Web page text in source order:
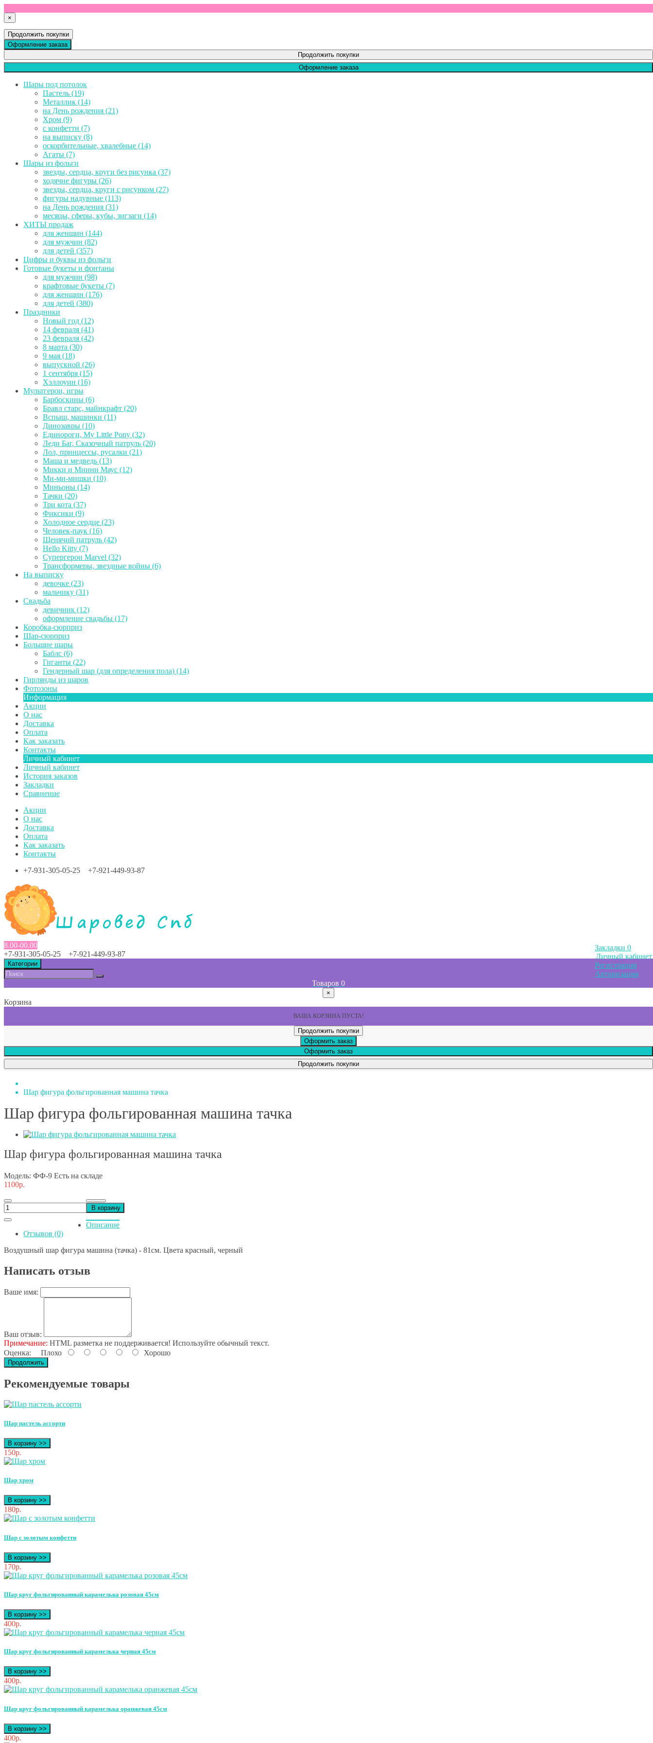
×
Продолжить покупки
Оформление заказа
Продолжить покупки
Оформление заказа
Шары под потолок
Пастель (19)
Металлик (14)
на День рождения (21)
Хром (9)
с конфетти (7)
на выписку (8)
оскорбительные, хвалебные (14)
Агаты (7)
Шары из фольги
звезды, сердца, круги без рисунка (37)
ходячие фигуры (26)
звезды, сердца, круги с рисунком (27)
фигуры надувные (113)
на День рождения (31)
месяцы, сферы, кубы, зигзаги (14)
ХИТЫ продаж
для женщин (144)
для мужчин (82)
для детей (357)
Цифры и буквы из фольги
Готовые букеты и фонтаны
для мужчин (98)
крафтовые букеты (7)
для женщин (176)
для детей (380)
Праздники
Новый год (12)
14 февраля (41)
23 февраля (42)
8 марта (30)
9 мая (18)
выпускной (26)
1 сентября (15)
Хэллоуин (16)
Мультгерои, игры
Барбоскины (6)
Бравл старс, майнкрафт (20)
Вспыш, машинки (11)
Динозавры (10)
Единороги, My Little Pony (32)
Леди Баг, Сказочный патруль (20)
Лол, принцессы, русалки (21)
Маша и медведь (13)
Микки и Минни Маус (12)
Ми-ми-мишки (10)
Миньоны (14)
Тачки (20)
Три кота (37)
Фиксики (9)
Холодное сердце (23)
Человек-паук (16)
Щенячий патруль (42)
Hello Kitty (7)
Супергерои Marvel (32)
Трансформеры, звездные войны (6)
На выписку
девочке (23)
мальчику (31)
Свадьба
девичник (12)
оформление свадьбы (17)
Коробка-сюрприз
Шар-сюрприз
Большие шары
Баблс (6)
Гиганты (22)
Гендерный шар (для определения пола) (14)
Гирлянды из шаров
Фотозоны
Информация
Акции
О нас
Доставка
Оплата
Как заказать
Контакты
Личный кабинет
Личный кабинет
История заказов
Закладки
Сравнение
Акции
О нас
Доставка
Оплата
Как заказать
Контакты
+7-931-305-05-25 +7-921-449-93-87
Закладки 0
Личный кабинет
Регистрация
Авторизация
8.00-00.00
+7-931-305-05-25 +7-921-449-93-87
Категории
Товаров 0
×
Корзина
ВАША КОРЗИНА ПУСТА!
Продолжить покупки
Оформить заказ
Оформить заказ
Продолжить покупки
Шар фигура фольгированная машина тачка
Шар фигура фольгированная машина тачка
Шар фигура фольгированная машина тачка
Модель: ФФ-9 Есть на складе
1100р.
В корзину
Описание
Отзывов (0)
Воздушный шар фигура машина (тачка) - 81см. Цвета красный, черный
Написать отзыв
Ваше имя:
Ваш отзыв:
Примечание: HTML разметка не поддерживается! Используйте обычный текст.
Оценка: Плохо Хорошо
Продолжить
Рекомендуемые товары
Шар пастель ассорти
В корзину >>
150р.
Шар хром
В корзину >>
180р.
Шар с золотым конфетти
В корзину >>
170р.
Шар круг фольгированный карамелька розовая 45см
В корзину >>
400р.
Шар круг фольгированный карамелька черная 45см
В корзину >>
400р.
Шар круг фольгированный карамелька оранжевая 45см
В корзину >>
400р.